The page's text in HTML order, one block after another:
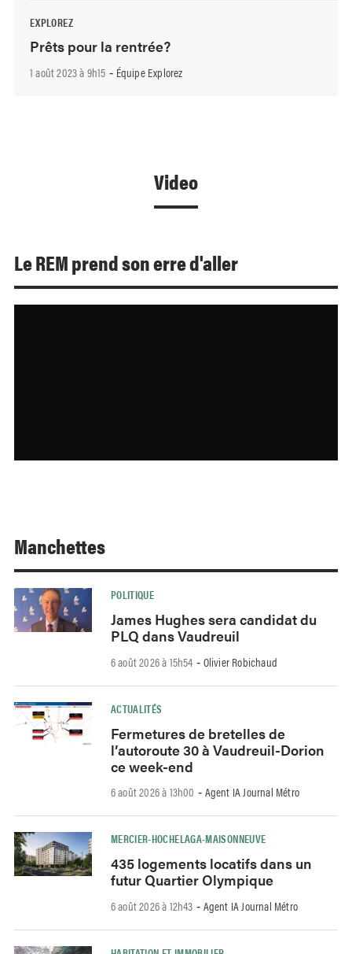
EXPLOREZ
Prêts pour la rentrée?
1 août 2023 à 9h15 - Équipe Explorez
Video
Le REM prend son erre d'aller
Manchettes
POLITIQUE
James Hughes sera candidat du
PLQ dans Vaudreuil
6 août 2026 à 15h54 - Olivier Robichaud
ACTUALITÉS
Fermetures de bretelles de
l’autoroute 30 à Vaudreuil-Dorion
ce week-end
6 août 2026 à 13h00 - Agent IA Journal Métro
MERCIER-HOCHELAGA-MAISONNEUVE
435 logements locatifs dans un
futur Quartier Olympique
6 août 2026 à 12h43 - Agent IA Journal Métro